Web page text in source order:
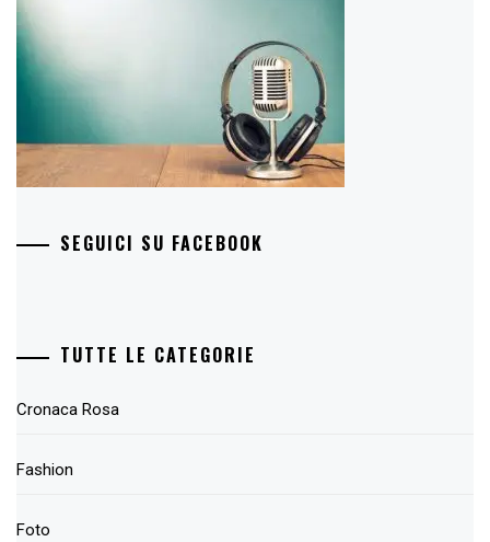
SEGUICI SU FACEBOOK
TUTTE LE CATEGORIE
Cronaca Rosa
Fashion
Foto